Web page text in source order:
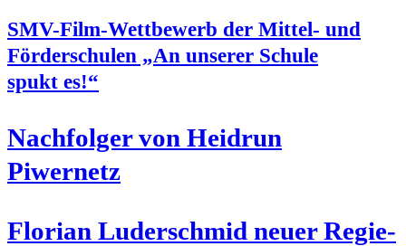
SMV-Film-Wett­be­werb der Mit­tel- und
För­der­schu­len „An unse­rer Schu­le
spukt es!“
Nach­fol­ger von Heid­run
Piwernetz
Flo­ri­an Luder­schmid neu­er Regie­